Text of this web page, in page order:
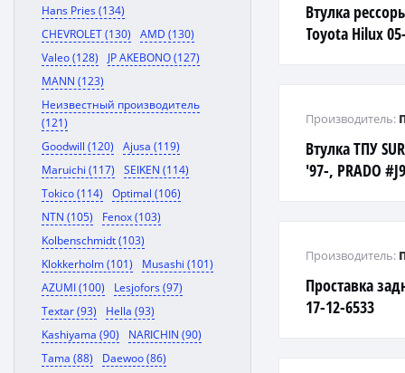
Hans Pries (134)
CHEVROLET (130)
AMD (130)
Valeo (128)
JP AKEBONO (127)
MANN (123)
Неизвестный производитель
(121)
Goodwill (120)
Ajusa (119)
Maruichi (117)
SEIKEN (114)
Tokico (114)
Optimal (106)
NTN (105)
Fenox (103)
Kolbenschmidt (103)
Klokkerholm (101)
Musashi (101)
AZUMI (100)
Lesjofors (97)
Textar (93)
Hella (93)
Kashiyama (90)
NARICHIN (90)
Tama (88)
Daewoo (86)
Втулка
Toyota Hilux
Втулка ТПУ
'97-, PRADO
Производитель:
Проставка
17-12-6533
Производитель: